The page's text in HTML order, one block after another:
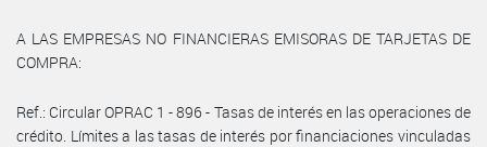
A LAS EMPRESAS NO FINANCIERAS EMISORAS DE TARJETAS DE
COMPRA:
Ref.: Circular OPRAC 1 - 896 - Tasas de interés en las operaciones de
crédito. Límites a las tasas de interés por financiaciones vinculadas